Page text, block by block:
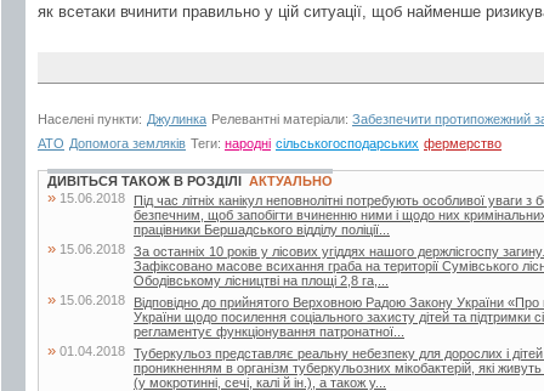
як всетаки вчинити правильно у цій ситуації, щоб найменше
Населені пункти: Джулинка Релевантні матеріали: Забезпечити протипожежний
АТО Допомога земляків Теги: народні сільськогосподарських фермерство
ДИВІТЬСЯ ТАКОЖ В РОЗДІЛІ АКТУАЛЬНО
» 15.06.2018
Під час літніх канікул неповнолітні потребують особливої уваги
безпечним, щоб запобігти вчиненню ними і щодо них
працівники Бершадського відділу поліції...
» 15.06.2018 За останніх 10 років у лісових угіддях нашого держлісгоспу
Зафіксовано масове всихання граба на території Сумівського
Ободівському лісництві на площі 2,8 га,...
» 15.06.2018
Відповідно до прийнятого Верховною Радою Закону України «Про
України щодо посилення соціального захисту дітей та підтримки
регламентує функціонування патронатної...
» 01.04.2018 Туберкульоз представляє реальну небезпеку для дорослих і
проникненням в організм туберкульозних мікобактерій, які
(у мокротинні, сечі, калі й ін.), а також у...